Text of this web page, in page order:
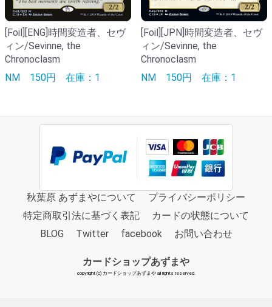
[Foil][ENG]時間変造者、セヴ
ィン/Sevinne, the
Chronoclasm
NM 150円 在庫：1
[Foil][JPN]時間変造者、セヴ
ィン/Sevinne, the
Chronoclasm
NM 150円 在庫：1
秋葉原 あずまやについて
プライバシーポリシー
特定商取引法に基づく表記
カードの状態について
BLOG
Twitter facebook お問い合わせ
カードショップあずまや
copyright (c) カードショップあずまや all rights reserved.